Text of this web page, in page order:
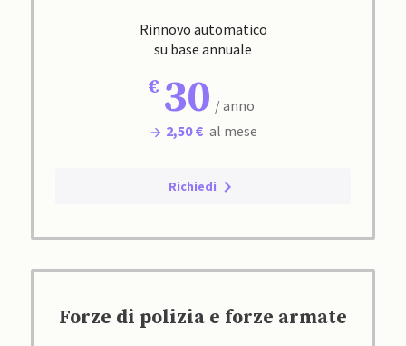
Rinnovo automatico
su base annuale
30 / anno
2,50 € al mese
Richiedi
Forze di polizia e forze armate